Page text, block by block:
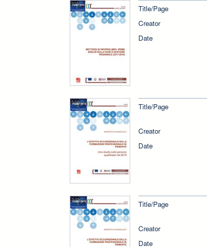
Title/Page
Creator
Date
Title/Page
Creator
Date
Title/Page
Creator
Date